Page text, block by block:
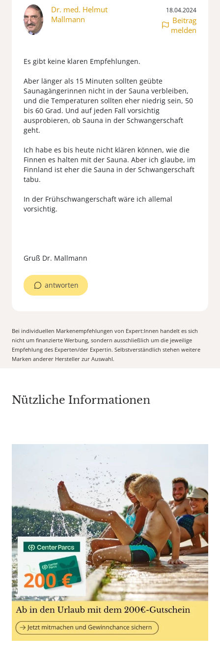
Dr. med. Helmut
Mallmann
18.04.2024
Beitrag
melden
Es gibt keine klaren Empfehlungen.
Aber länger als 15 Minuten sollten geübte
Saunagängerinnen nicht in der Sauna verbleiben,
und die Temperaturen sollten eher niedrig sein, 50
bis 60 Grad. Und auf jeden Fall vorsichtig
ausprobieren, ob Sauna in der Schwangerschaft
geht.
Ich habe es bis heute nicht klären können, wie die
Finnen es halten mit der Sauna. Aber ich glaube, im
Finnland ist eher die Sauna in der Schwangerschaft
tabu.
In der Frühschwangerschaft wäre ich allemal
vorsichtig.
antworten
Bei individuellen Markenempfehlungen von Expert:Innen handelt es sich
nicht um finanzierte Werbung, sondern ausschließlich um die jeweilige
Empfehlung des Experten/der Expertin. Selbstverständlich stehen weitere
Marken anderer Hersteller zur Auswahl.
Nützliche Informationen